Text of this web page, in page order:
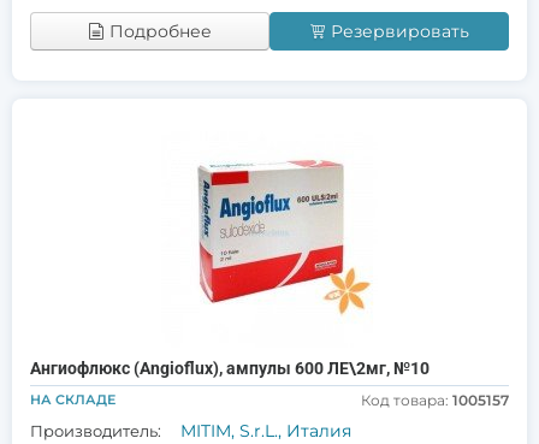
Подробнее Резервировать
Ангиофлюкс (Angioflux), ампулы 600 ЛЕ\2мг, №10
НА СКЛАДЕ Код товара: 1005157
Производитель: MITIM, S.r.L., Италия